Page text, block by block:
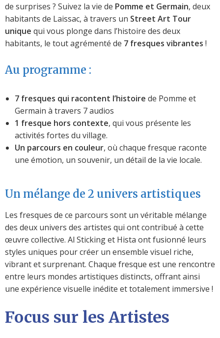
de surprises ? Suivez la vie de Pomme et Germain, deux
habitants de Laissac, à travers un Street Art Tour
unique qui vous plonge dans l’histoire des deux
habitants, le tout agrémenté de 7 fresques vibrantes !
Au programme :
7 fresques qui racontent l’histoire de Pomme et
Germain à travers 7 audios
1 fresque hors contexte, qui vous présente les
activités fortes du village.
Un parcours en couleur, où chaque fresque raconte
une émotion, un souvenir, un détail de la vie locale.
Un mélange de 2 univers artistiques
Les fresques de ce parcours sont un véritable mélange
des deux univers des artistes qui ont contribué à cette
œuvre collective. Al Sticking et Hista ont fusionné leurs
styles uniques pour créer un ensemble visuel riche,
vibrant et surprenant. Chaque fresque est une rencontre
entre leurs mondes artistiques distincts, offrant ainsi
une expérience visuelle inédite et totalement immersive !​
Focus sur les Artistes